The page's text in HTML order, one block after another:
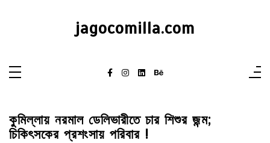
jagocomilla.com
কুমিল্লায় নরমাল ডেলিভারীতে চার শিশুর জন্ম;
চিকিৎসকের প্রশংসায় পরিবার !